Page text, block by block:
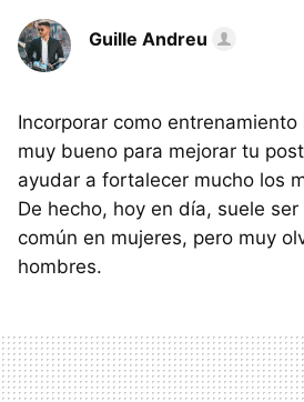
Guille Andreu
Incorporar como
muy bueno para mejorar tu
ayudar a fortalecer mucho los
De hecho, hoy en día, suele
común en mujeres, pero muy
hombres.